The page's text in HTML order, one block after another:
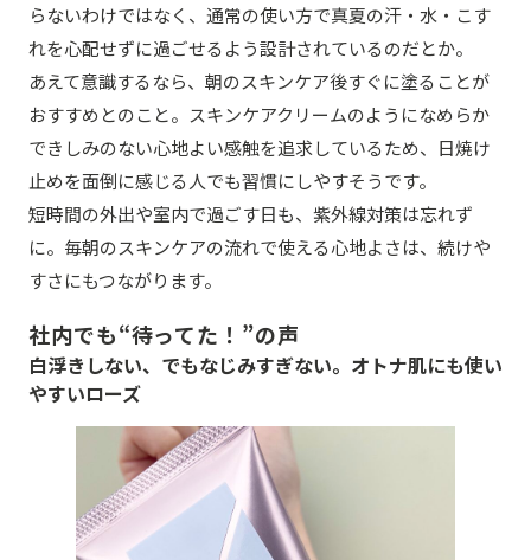
らないわけではなく、通常の使い方で真夏の汗・水・こす
れを心配せずに過ごせるよう設計されているのだとか。
あえて意識するなら、朝のスキンケア後すぐに塗ることが
おすすめとのこと。スキンケアクリームのようになめらか
できしみのない心地よい感触を追求しているため、日焼け
止めを面倒に感じる人でも習慣にしやすそうです。
短時間の外出や室内で過ごす日も、紫外線対策は忘れず
に。毎朝のスキンケアの流れで使える心地よさは、続けや
すさにもつながります。
社内でも“待ってた！”の声
白浮きしない、でもなじみすぎない。オトナ肌にも使い
やすいローズ